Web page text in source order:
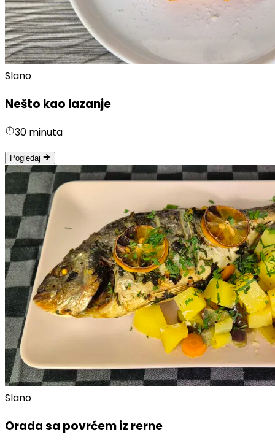
Slano
Nešto kao lazanje
30 minuta
Pogledaj
Slano
Orada sa povrćem iz rerne